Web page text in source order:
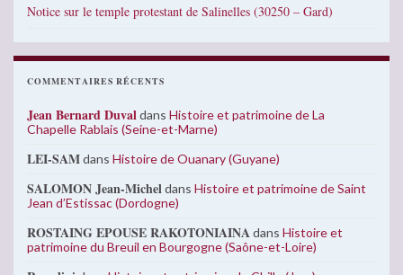
Notice sur le temple protestant de Salinelles (30250 – Gard)
COMMENTAIRES RÉCENTS
Jean Bernard Duvaldans Histoire et patrimoine de La
Chapelle Rablais (Seine-et-Marne)
LEI-SAMdans Histoire de Ouanary (Guyane)
SALOMON Jean-Micheldans Histoire et patrimoine de Saint
Jean d’Estissac (Dordogne)
ROSTAING EPOUSE RAKOTONIAINAdans Histoire et
patrimoine du Breuil en Bourgogne (Saône-et-Loire)